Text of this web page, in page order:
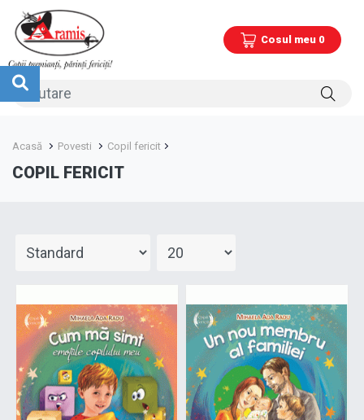
Cosul meu 0
Acasă Povesti Copil fericit
COPIL FERICIT